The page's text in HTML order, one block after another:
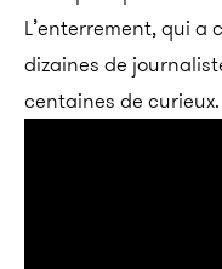
L’enterrement, qui a
dizaines de
centaines de curieux.